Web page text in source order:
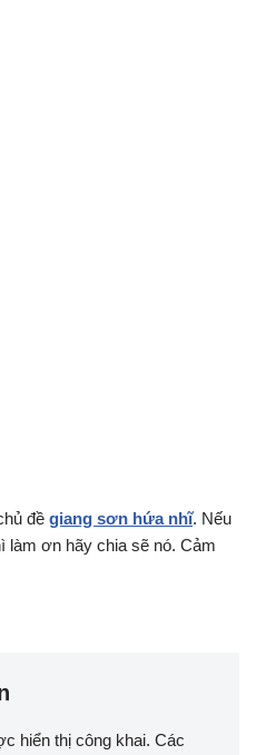
đề giang sơn hứa nhĩ. Nếu
làm ơn hãy chia sẽ nó. Cảm
hiển thị công khai. Các